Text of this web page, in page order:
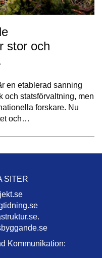
stor och
en etablerad sanning
och statsförvaltning, men
forskare. Nu
och…
SITER
Kommunikation: